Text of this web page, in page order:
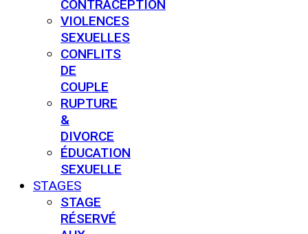
CONTRACEPTION
VIOLENCES
SEXUELLES
CONFLITS
DE
COUPLE
RUPTURE
&
DIVORCE
ÉDUCATION
SEXUELLE
STAGES
STAGE
RÉSERVÉ